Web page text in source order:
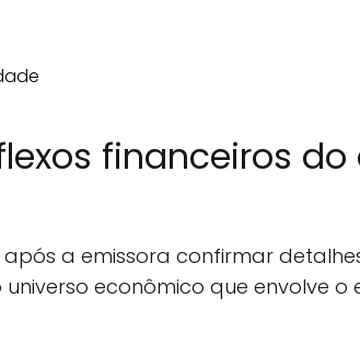
financeiros
a emissora confirmar
econômico que envolve o